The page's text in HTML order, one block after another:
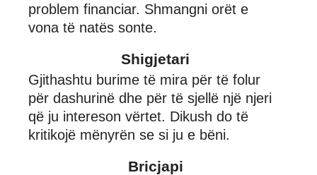
problem financiar. Shmangni orët e
vona të natës sonte.
Shigjetari
Gjithashtu burime të mira për të folur
për dashurinë dhe për të sjellë një njeri
që ju intereson vërtet. Dikush do të
kritikojë mënyrën se si ju e bëni.
Bricjapi